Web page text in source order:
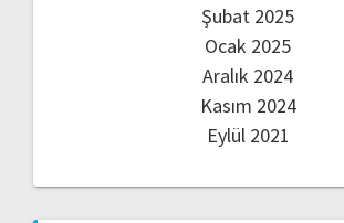
Şubat 2025
Ocak 2025
Aralık 2024
Kasım 2024
Eylül 2021